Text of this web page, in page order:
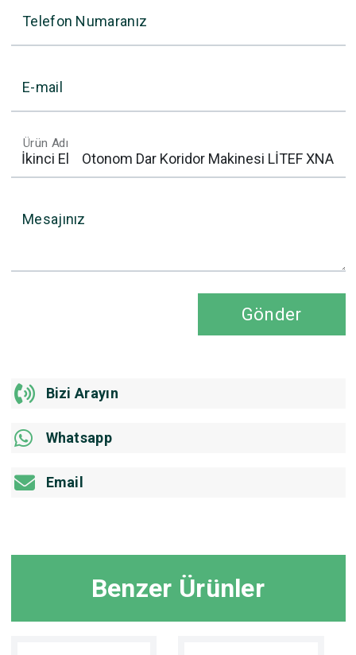
Telefon Numaranız
E-mail
Ürün Adı
Mesajınız
Gönder
Bizi Arayın
Whatsapp
Email
Benzer Ürünler